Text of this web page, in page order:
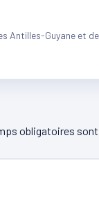
Antilles-Guyane et
obligatoires